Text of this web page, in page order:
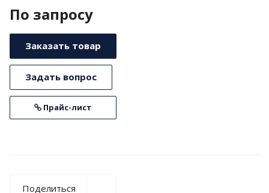
По запросу
Заказать товар
Задать вопрос
Прайс-лист
Поделиться